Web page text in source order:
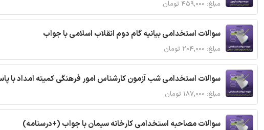
مبلغ: ۴۵۹,۰۰۰ تومان
سوالات استخدامی بیانیه گام دوم انقلاب اسلامی با جواب
مبلغ: ۲۰۴,۰۰۰ تومان
سوالات استخدامی شب آزمون کارشناس امور فرهنگی کمیته امداد با
مبلغ: ۱۸۷,۰۰۰ تومان
سوالات مصاحبه استخدامی کارخانه سیمان با جواب (+درسنامه)